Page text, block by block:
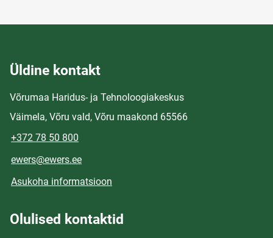
Üldine kontakt
Võrumaa Haridus- ja Tehnoloogiakeskus
Väimela, Võru vald, Võru maakond 65566
+372 78 50 800
ewers@ewers.ee
Asukoha informatsioon
Olulised kontaktid